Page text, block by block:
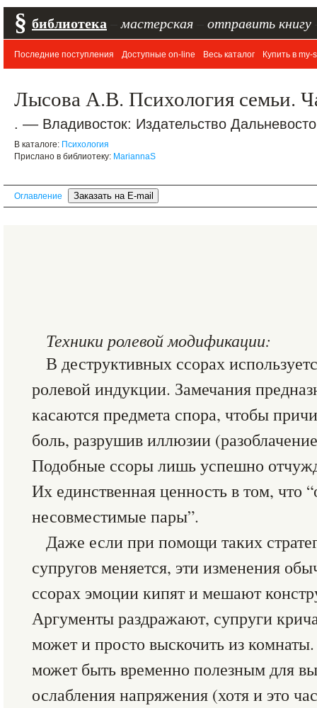
§ библиотека мастерская отправить книгу
Последние поступления Доступные on-line Весь каталог Купить в my-
Лысова А.В. Психология семьи.
. –– Владивосток: Издательство
В каталоге: Психология
Прислано в библиотеку: MariannaS
Оглавление
Техники ролевой модификации:
В деструктивных ссорах
ролевой индукции. Замечания
касаются предмета спора, чтобы
боль, разрушив иллюзии
Подобные ссоры лишь успешно
Их единственная ценность в том, что
несовместимые пары”.
Даже если при помощи таких
супругов меняется, эти изменения
ссорах эмоции кипят и мешают
Аргументы раздражают, супруги
может и просто выскочить из
может быть временно полезным для
ослабления напряжения (хотя и это